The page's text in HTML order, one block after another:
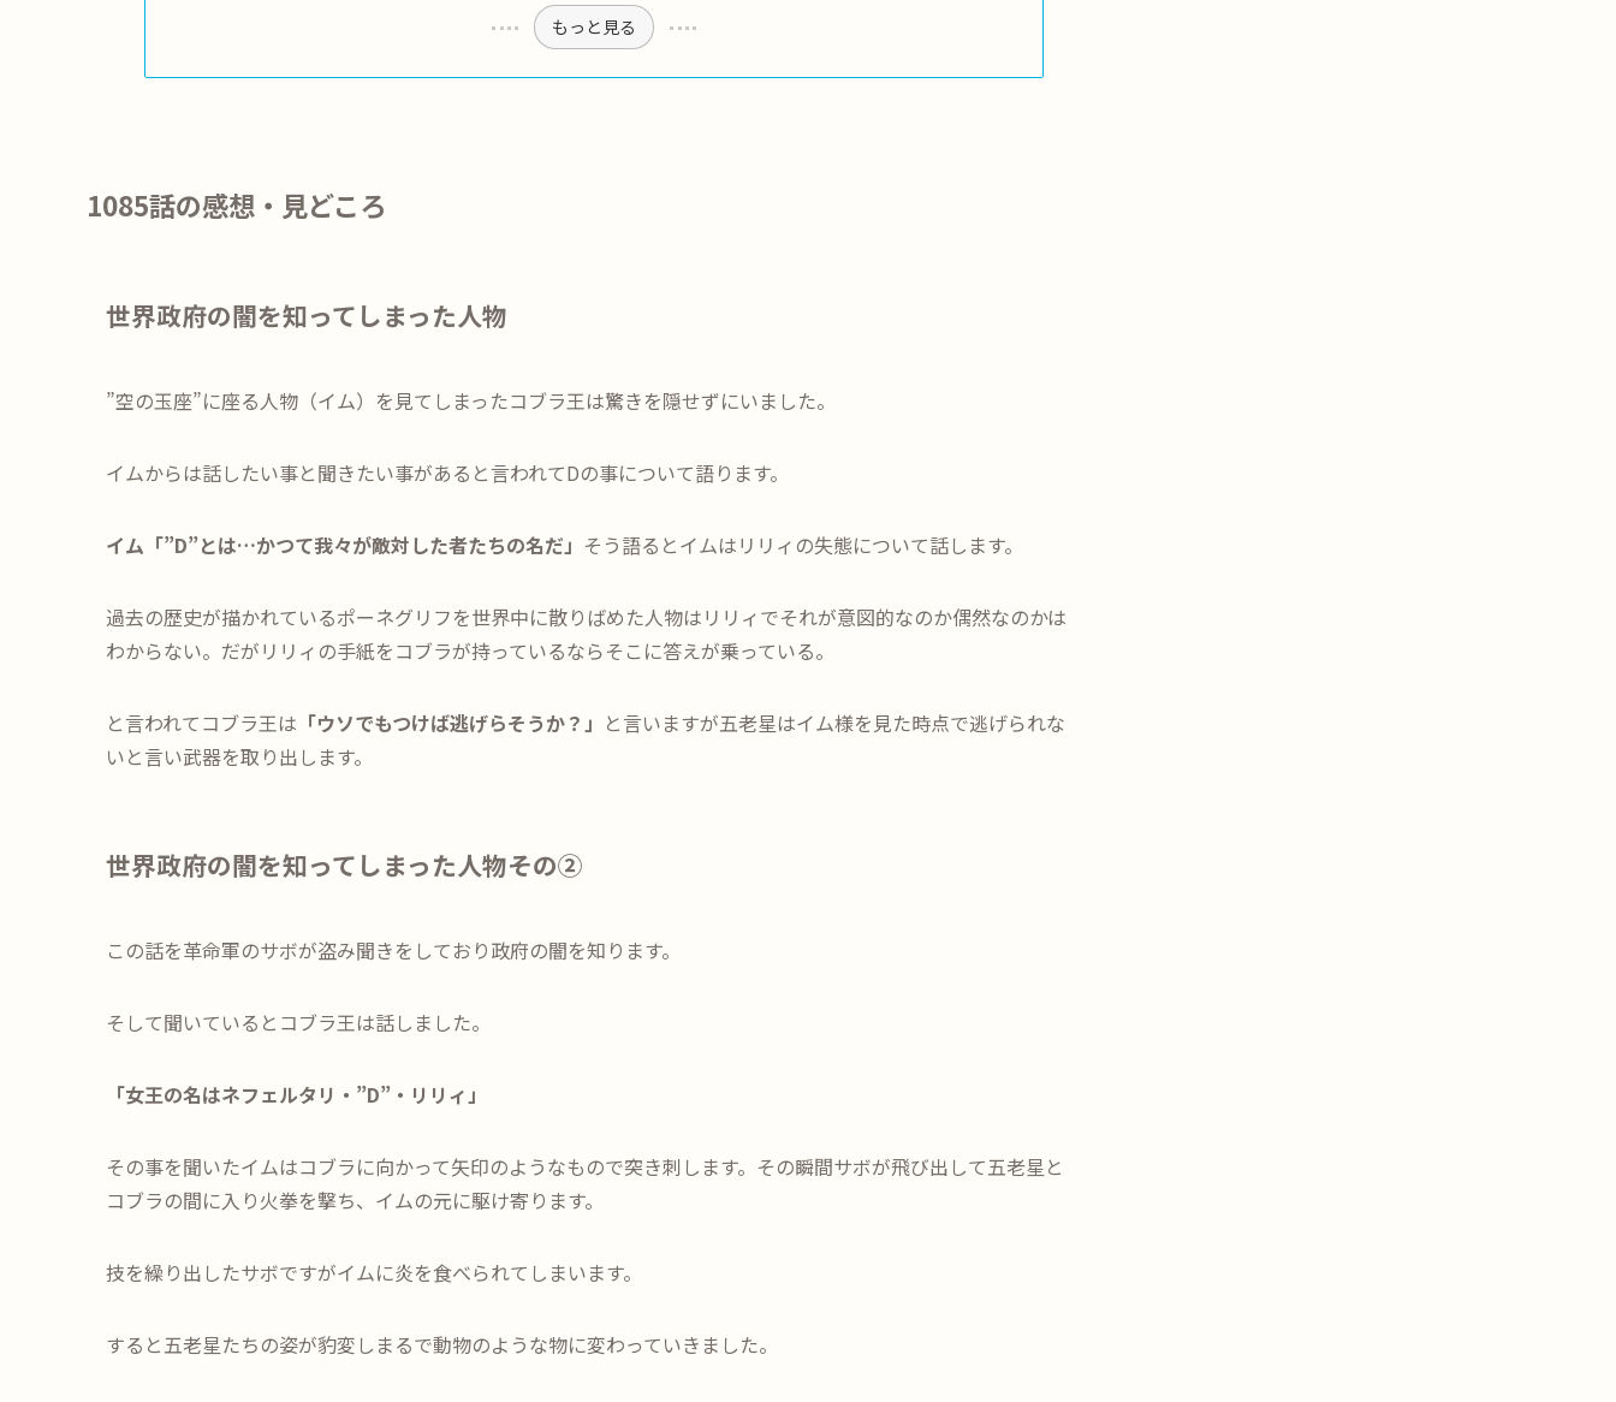
もっと見る
1085話の感想 ・見どころ
世界政府の闇を知ってしまった人物
”空の玉座”に座る人物（イム）を見てしまったコブラ王は驚きを隠せずにいました。
イムからは話したい事と聞きたい事があると言われてDの事について語ります。
イム「”D”とは…かつて我々が敵対した者たちの名だ」 そう語るとイムはリリィの失態について話します。
過去の歴史が描かれているポーネグリフを世界中に散りばめた人物はリリィでそれが意図的なのか偶然なのかは
わからない。だがリリィの手紙をコブラが持っているならそこに答えが乗っている。
と言われてコブラ王は 「ウソでもつけば逃げらそうか？」 と言いますが五老星はイム様を見た時点で逃げられな
いと言い武器を取り出します。
世界政府の闇を知ってしまった人物その②
この話を革命軍のサボが盗み聞きをしており政府の闇を知ります。
そして聞いているとコブラ王は話しました。
「女王の名はネフェルタリ・”D”・リリィ」
その事を聞いたイムはコブラに向かって矢印のようなもので突き刺します。その瞬間サボが飛び出して五老星と
コブラの間に入り火拳を撃ち、イムの元に駆け寄ります。
技を繰り出したサボですがイムに炎を食べられてしまいます。
すると五老星たちの姿が豹変しまるで動物のような物に変わっていきました。